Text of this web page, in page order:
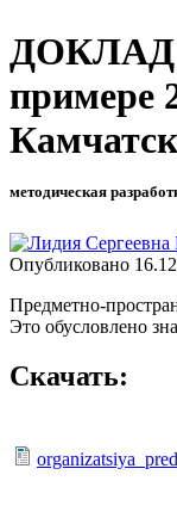
ДОКЛАД
примере
методическая
Опубликовано
Предметно-
Это обусловлено
Скачать: